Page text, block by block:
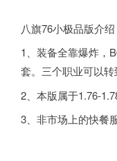
八旗76小极品版介绍
1、装备全靠爆炸，
套。三个职业可以
2、本版属于1.76-
3、非市场上的快餐
4、这套衣服没有